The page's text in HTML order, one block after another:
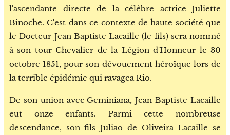
l'ascendante directe de la célèbre actrice Juliette
Binoche. C'est dans ce contexte de haute société que
le Docteur Jean Baptiste Lacaille (le fils) sera nommé
à son tour Chevalier de la Légion d'Honneur le 30
octobre 1851, pour son dévouement héroïque lors de
la terrible épidémie qui ravagea Rio.
De son union avec Geminiana, Jean Baptiste Lacaille
eut onze enfants. Parmi cette nombreuse
descendance, son fils Julião de Oliveira Lacaille se